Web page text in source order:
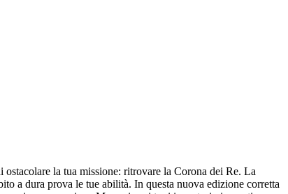
la tua missione: ritrovare la Corona dei Re. La
a dura prova le tue abilità. In questa nuova edizione corretta